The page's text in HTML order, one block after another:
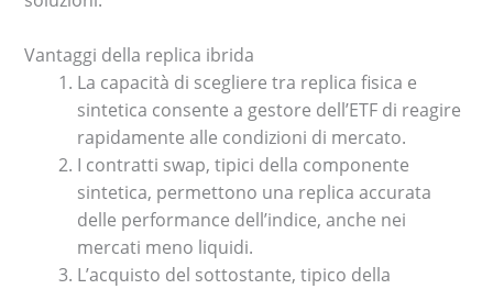
Vantaggi della replica ibrida
La capacità di scegliere tra replica fisica e
sintetica consente a gestore dell’ETF di reagire
rapidamente alle condizioni di mercato.
I contratti swap, tipici della componente
sintetica, permettono una replica accurata
delle performance dell’indice, anche nei
mercati meno liquidi.
L’acquisto del sottostante, tipico della